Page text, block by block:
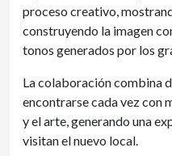
proceso creativo,
construyendo la imagen
tonos generados por los
La colaboración combina
encontrarse cada vez con
y el arte, generando una
visitan el nuevo local.